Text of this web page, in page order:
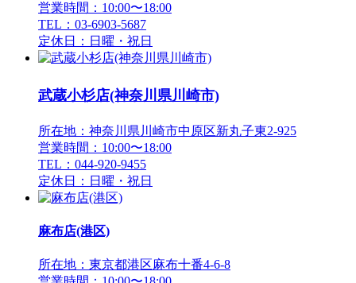
営業時間：10:00〜18:00
TEL：03-6903-5687
定休日：日曜・祝日
武蔵小杉店(神奈川県川崎市)
所在地：神奈川県川崎市中原区新丸子東2-925
営業時間：10:00〜18:00
TEL：044-920-9455
定休日：日曜・祝日
麻布店(港区)
所在地：東京都港区麻布十番4-6-8